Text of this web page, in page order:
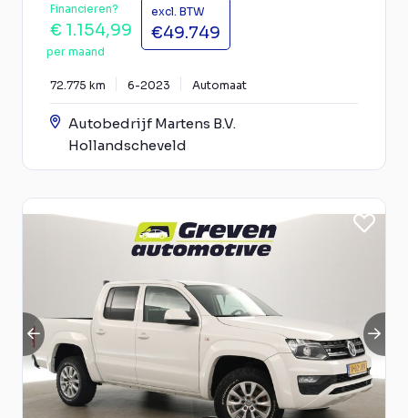
Financieren?
€ 1.154,99
per maand
excl. BTW
€49.749
72.775 km 6-2023 Automaat
Autobedrijf Martens B.V.
Hollandscheveld